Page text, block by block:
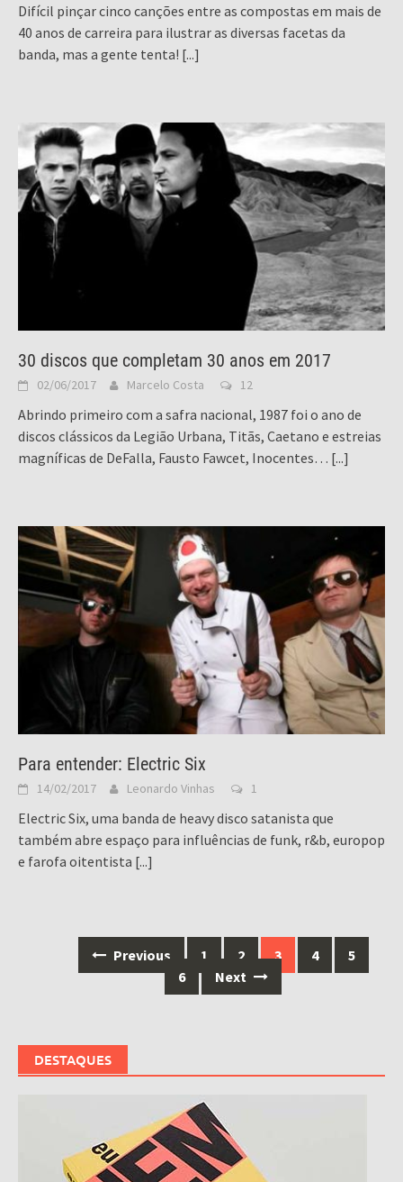
Difícil pinçar cinco canções entre as compostas em mais de
40 anos de carreira para ilustrar as diversas facetas da
banda, mas a gente tenta! [...]
30 discos que completam 30 anos em 2017
02/06/2017 Marcelo Costa 12
Abrindo primeiro com a safra nacional, 1987 foi o ano de
discos clássicos da Legião Urbana, Titãs, Caetano e estreias
magníficas de DeFalla, Fausto Fawcet, Inocentes… [...]
Para entender: Electric Six
14/02/2017 Leonardo Vinhas 1
Electric Six, uma banda de heavy disco satanista que
também abre espaço para influências de funk, r&b, europop
e farofa oitentista [...]
navigation
Previous 1 2 3 4
5
6
Next
DESTAQUES